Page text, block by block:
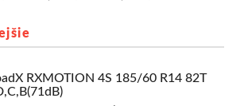
Kontakt Blog
RXMOTION 4S 185/60 R14 82T